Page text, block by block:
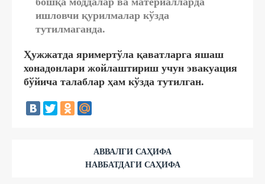
ишловчи қурилмалар кўзда
тутилмаганда.
Ҳужжатда яримертўла қаватларга яшаш
хонадонлари жойлаштириш учун эвакуация
бўйича талаблар ҳам кўзда тутилган.
АВВАЛГИ САҲИФА
НАВБАТДАГИ САҲИФА